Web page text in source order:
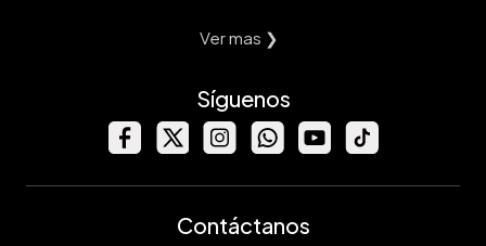
Ver mas ❯
Síguenos
Contáctanos